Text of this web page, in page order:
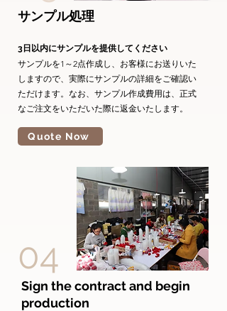
サンプル処理
3日以内にサンプルを提供してください
サンプルを1～2点作成し、お客様にお送りいた
しますので、実際にサンプルの詳細をご確認い
ただけます。なお、サンプル作成費用は、正式
なご注文をいただいた際に返金いたします。
Quote Now
04
Sign the contract and begin
production